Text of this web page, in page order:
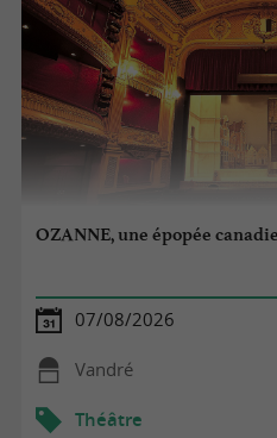
OZANNE, une épopée
07/08/2026
Vandré
Théâtre